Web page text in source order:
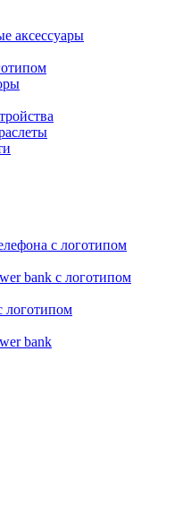
аксессуары
с логотипом
bank с логотипом
логотипом
bank